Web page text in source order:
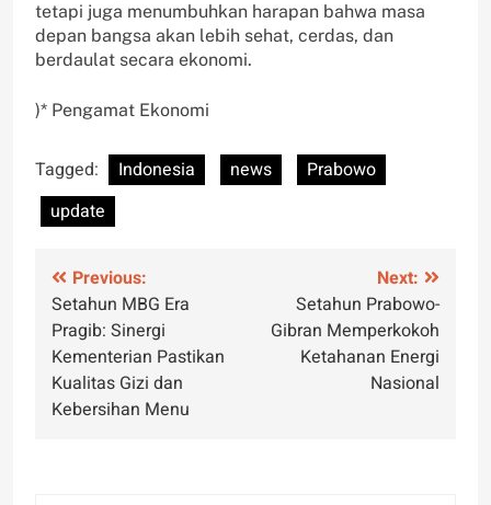
tetapi juga menumbuhkan harapan bahwa masa
depan bangsa akan lebih sehat, cerdas, dan
berdaulat secara ekonomi.
)* Pengamat Ekonomi
Tagged: Indonesia news
Prabowo
update
Post
navigation
Previous:
Setahun MBG Era
Pragib: Sinergi
Kementerian Pastikan
Kualitas Gizi dan
Kebersihan Menu
Next:
Setahun Prabowo-
Gibran Memperkokoh
Ketahanan Energi
Nasional